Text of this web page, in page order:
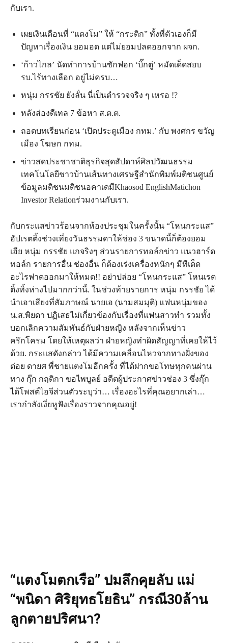
กับเรา.
เผยเงินเดือนที่ “แตงโม” ให้ “กระติก” ทั้งที่ตัวเองก็มี
ปัญหาเรื่องเงิน ยอมอด แต่ไม่ยอมปลดออกจาก ผจก.
‘ก้าวไกล’ นัดทำการบ้านซักฟอก ‘บิ๊กตู่’ หมัดเด็ดสยบ
รบ.ไร้ทางเลือก อยู่ไม่ครบ…
หนุ่ม กรรชัย ยังลั่น นี่เป็นตำรวจจริง ๆ เหรอ !?
หลังส่องดีเทล 7 ข้อหา ส.ต.ต.
ถอดบทเรียนก่อน ‘เปิดประตูเมือง กทม.’ กับ พงศกร ขวัญ
เมือง โฆษก กทม.
ข่าวสดประชาชาติธุรกิจสุดสัปดาห์ศิลปวัฒนธรรม
เทคโนโลยีชาวบ้านเส้นทางเศรษฐีสำนักพิมพ์มติชนศูนย์
ข้อมูลมติชนมติชนอคาเดมีKhaosod EnglishMatichon
Investor Relationร่วมงานกับเรา.
กับกระแสข่าวร้อนจากห้องประชุมในครั้งนั้น “โหนกระแส”
อัปเรตติ้งช่วงเที่ยงวันธรรมดาให้ช่อง 3 ขนาดนี้ก็ต้องยอม
เฮีย หนุ่ม กรรชัย แกจริงๆ ส่วนรายการทอล์กข่าว แนวฮาร์ด
ทอล์ก รายการอื่น ช่องอื่น ก็ต้องเร่งเครื่องหนักๆ มีทีเด็ด
อะไรฟาดออกมาให้หมด!! อย่าปล่อย “โหนกระแส” โหนเรต
ติ้งทิ้งห่างไปมากกว่านี้. ในช่วงท้ายรายการ หนุ่ม กรรชัย ได้
นำเอาเสียงที่สัมภาษณ์ นายเอ (นามสมมุติ) แฟนหนุ่มของ
น.ส.พิยดา ปฏิเสธไม่เกี่ยวข้องกับเรื่องที่แฟนสาวทำ รวมทั้ง
บอกเลิกความสัมพันธ์กับฝ่ายหญิง หลังจากเห็นข่าว
ครึกโครม โดยให้เหตุผลว่า ฝ่ายหญิงทำผิดสัญญาที่เคยให้ไว้
ด้วย. กระแสดังกล่าว ได้มีความเคลื่อนไหวจากทางฝั่งของ
ต่อย ดายศ พี่ชายแตงโมอีกครั้ง ที่ได้ฝากขอโทษทุกคนผ่าน
ทาง กุ๊ก กฤติกา ขอไพบูลย์ อดีตผู้ประกาศข่าวช่อง 3 ซึ่งกุ๊ก
ได้โพสต์ไอจีส่วนตัวระบุว่า… เรื่องอะไรที่คุณอยากเล่า…
เรากำลังเงี่ยหูฟังเรื่องราวจากคุณอยู่!
“แตงโมตกเรือ” ปมลึกคุยลับ แม่
“พนิดา ศิริยุทธโยธิน” กรณี30ล้าน
ลูกตายปริศนา?